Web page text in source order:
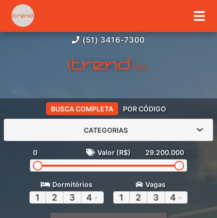
(51) 3416-7300
BUSCA COMPLETA POR CÓDIGO
CATEGORIAS
0 Valor (R$) 29.200.000
Dormitórios
1 2 3 4 +
Vagas
1 2 3 4 +